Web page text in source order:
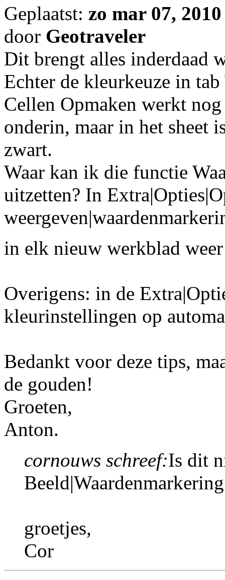
Geplaatst: zo mar 07,
door Geotraveler
Dit brengt alles inderdaad
Echter de kleurkeuze in
Cellen Opmaken werkt
onderin, maar in het sheet
zwart.
Waar kan ik die functie
uitzetten? In
in elk nieuw werkblad
Overigens: in de
kleurinstellingen op
Bedankt voor deze tips,
de gouden!
Groeten,
Anton.
cornouws schreef:Is dit
groetjes,
Cor